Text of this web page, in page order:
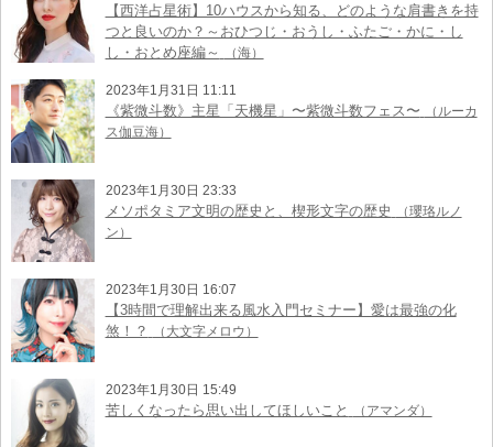
【西洋占星術】10ハウスから知る、どのような肩書きを持
つと良いのか？～おひつじ・おうし・ふたご・かに・し
し・おとめ座編～
（海）
2023年1月31日 11:11
《紫微斗数》主星「天機星」〜紫微斗数フェス〜
（ルーカ
ス伽豆海）
2023年1月30日 23:33
メソポタミア文明の歴史と、楔形文字の歴史
（瓔珞ルノ
ン）
2023年1月30日 16:07
【3時間で理解出来る風水入門セミナー】愛は最強の化
煞！？
（大文字メロウ）
2023年1月30日 15:49
苦しくなったら思い出してほしいこと （アマンダ）